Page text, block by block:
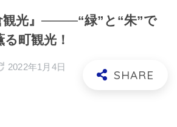
観光』────“緑”と“朱”で
町観光！
2022年1月4日